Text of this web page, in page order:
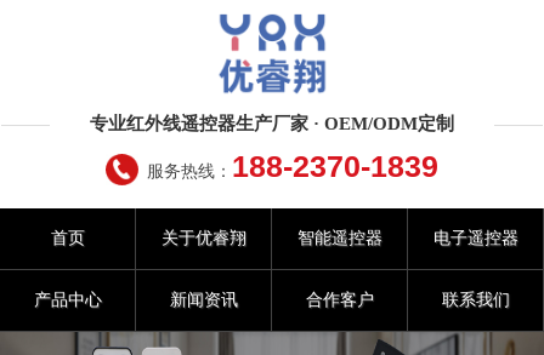
专业红外线遥控器生产厂家 · OEM/ODM定制
服务热线： 188-2370-1839
首页 关于优睿翔 智能遥控器 电子遥控器
产品中心 新闻资讯 合作客户 联系我们